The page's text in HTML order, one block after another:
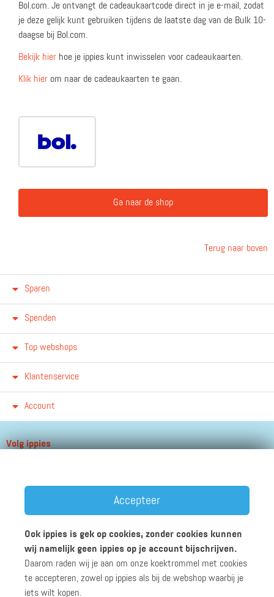
Bol.com. Je ontvangt de cadeaukaartcode direct in je e-mail, zodat
je deze gelijk kunt gebruiken tijdens de laatste dag van de Bulk 10-
daagse bij Bol.com.
Bekijk hier hoe je ippies kunt inwisselen voor cadeaukaarten.
Klik hier om naar de cadeaukaarten te gaan.
Ga naar de shop
Terug naar boven
Sparen
Spenden
Top webshops
Klantenservice
Account
Volg ippies
Werken bij ippies Zakelijk
Algemene voorwaarden
Privacyverklaring
Accepteer
Ook ippies is gek op cookies, zonder cookies kunnen
wij namelijk geen ippies op je account bijschrijven.
Daarom raden wij je aan om onze koektrommel met cookies
te accepteren, zowel op ippies als bij de webshop waarbij je
iets wilt kopen.